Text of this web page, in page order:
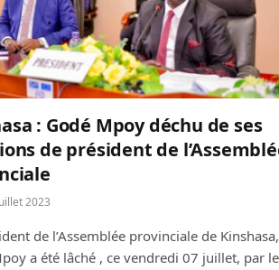
: Godé Mpoy déchu de ses
de président de
2023
de l’Assemblée provinciale de Kinshasa,
a été lâché , ce vendredi 07 juillet, par